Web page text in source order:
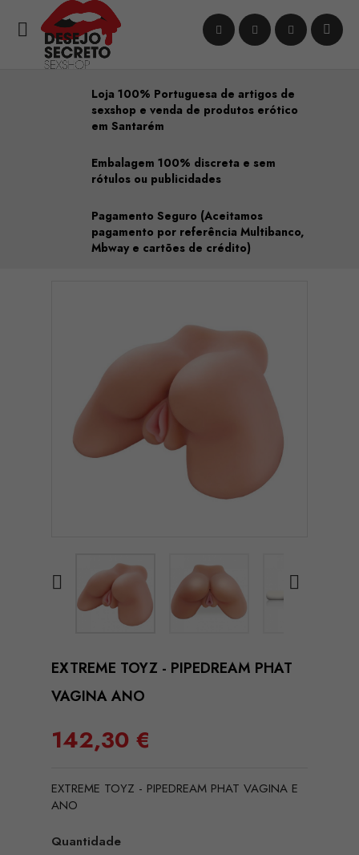

Loja 100% Portuguesa de artigos de
sexshop e venda de produtos erótico
em Santarém
Embalagem 100% discreta e sem
rótulos ou publicidades
Pagamento Seguro (Aceitamos
pagamento por referência Multibanco,
Mbway e cartões de crédito)
 
EXTREME TOYZ - PIPEDREAM PHAT
VAGINA ANO
142,30 €
EXTREME TOYZ - PIPEDREAM PHAT VAGINA E
ANO
Quantidade